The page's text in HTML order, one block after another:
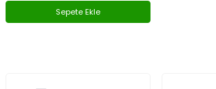
Sepete Ekle